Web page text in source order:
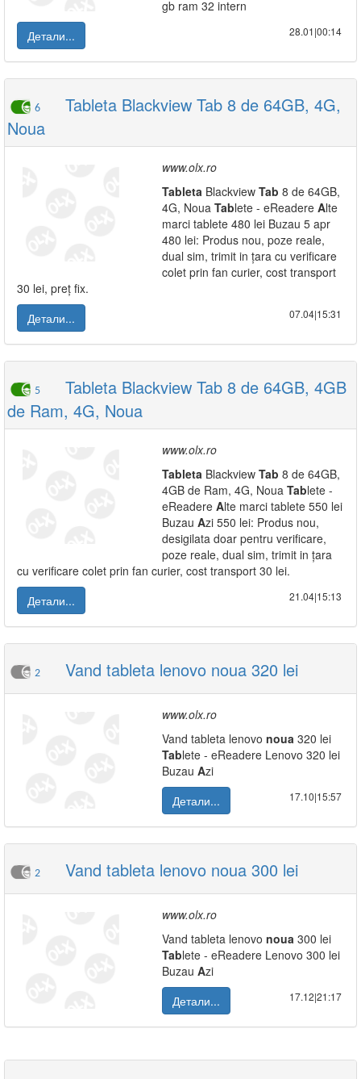
gb ram 32 intern
Детали...
28.01|00:14
6
Tableta Blackview Tab 8 de 64GB, 4G,
Noua
www.olx.ro
Tableta Blackview Tab 8 de 64GB,
4G, Noua Tablete - eReadere Alte
marci tablete 480 lei Buzau 5 apr
480 lei: Produs nou, poze reale,
dual sim, trimit in țara cu verificare
colet prin fan curier, cost transport
30 lei, preț fix.
Детали...
07.04|15:31
5
Tableta Blackview Tab 8 de 64GB, 4GB
de Ram, 4G, Noua
www.olx.ro
Tableta Blackview Tab 8 de 64GB,
4GB de Ram, 4G, Noua Tablete -
eReadere Alte marci tablete 550 lei
Buzau Azi 550 lei: Produs nou,
desigilata doar pentru verificare,
poze reale, dual sim, trimit in țara
cu verificare colet prin fan curier, cost transport 30 lei.
Детали...
21.04|15:13
2 Vand tableta lenovo noua 320 lei
www.olx.ro
Vand tableta lenovo noua 320 lei
Tablete - eReadere Lenovo 320 lei
Buzau Azi
Детали...
17.10|15:57
2 Vand tableta lenovo noua 300 lei
www.olx.ro
Vand tableta lenovo noua 300 lei
Tablete - eReadere Lenovo 300 lei
Buzau Azi
Детали...
17.12|21:17